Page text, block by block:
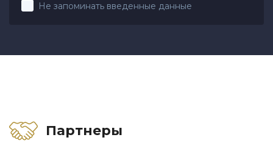
Не запоминать введенные данные
Партнеры